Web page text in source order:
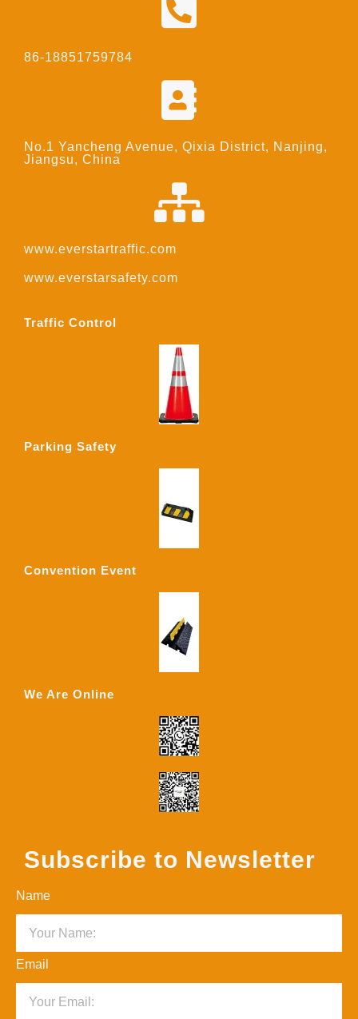
86-18851759784
No.1 Yancheng Avenue, Qixia District, Nanjing,
Jiangsu, China
www.everstartraffic.com
www.everstarsafety.com
Traffic Control
Parking Safety
Convention Event
We Are Online
Subscribe to Newsletter
Name
Email